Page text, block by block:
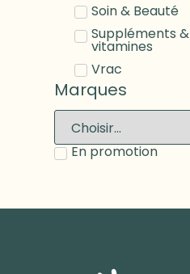
Soin & Beauté
Suppléments &
vitamines
Vrac
Marques
En promotion